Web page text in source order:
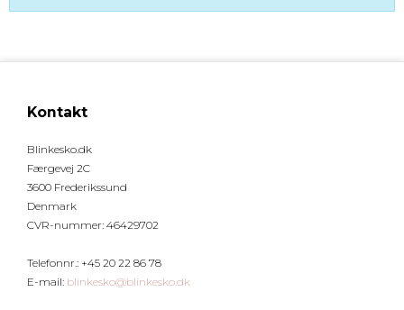
Kontakt
Blinkesko.dk
Færgevej 2C
3600 Frederikssund
Denmark
CVR-nummer: 46429702
Telefonnr.: +45 20 22 86 78
E-mail: blinkesko@blinkesko.dk